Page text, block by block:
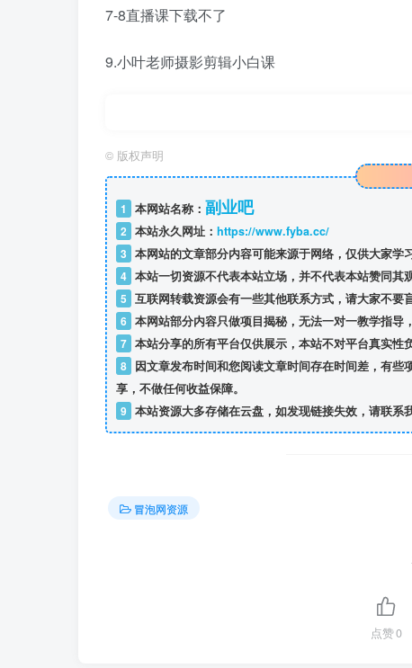
7-8直播课下载不了
9.小叶老师摄影剪辑小白课
© 版权声明
1 本网站名称： 副业吧
2 本站永久网址： https://www.fyba.cc/
3 本网站的文章部分内容可能来源于网络，仅供大家学
4 本站一切资源不代表本站立场，并不代表本站赞同其
5 互联网转载资源会有一些其他联系方式，请大家不要
6 本网站部分内容只做项目揭秘，无法一对一教学指导
7 本站分享的所有平台仅供展示，本站不对平台真实性
8 因文章发布时间和您阅读文章时间存在时间差，有
享，不做任何收益保障。
9 本站资源大多存储在云盘，如发现链接失效，请联系
冒泡网资源
点赞0